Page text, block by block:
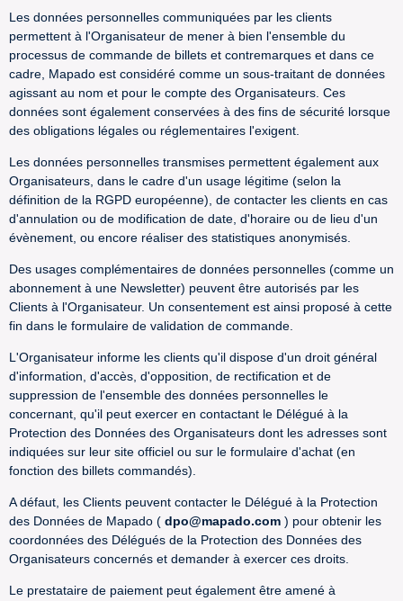
Les données personnelles communiquées par les clients
permettent à l'Organisateur de mener à bien l'ensemble du
processus de commande de billets et contremarques et dans ce
cadre, Mapado est considéré comme un sous-traitant de données
agissant au nom et pour le compte des Organisateurs. Ces
données sont également conservées à des fins de sécurité lorsque
des obligations légales ou réglementaires l'exigent.
Les données personnelles transmises permettent également aux
Organisateurs, dans le cadre d'un usage légitime (selon la
définition de la RGPD européenne), de contacter les clients en cas
d'annulation ou de modification de date, d'horaire ou de lieu d'un
évènement, ou encore réaliser des statistiques anonymisés.
Des usages complémentaires de données personnelles (comme un
abonnement à une Newsletter) peuvent être autorisés par les
Clients à l'Organisateur. Un consentement est ainsi proposé à cette
fin dans le formulaire de validation de commande.
L'Organisateur informe les clients qu'il dispose d'un droit général
d'information, d'accès, d'opposition, de rectification et de
suppression de l'ensemble des données personnelles le
concernant, qu'il peut exercer en contactant le Délégué à la
Protection des Données des Organisateurs dont les adresses sont
indiquées sur leur site officiel ou sur le formulaire d'achat (en
fonction des billets commandés).
A défaut, les Clients peuvent contacter le Délégué à la Protection
des Données de Mapado ( dpo@mapado.com ) pour obtenir les
coordonnées des Délégués de la Protection des Données des
Organisateurs concernés et demander à exercer ces droits.
Le prestataire de paiement peut également être amené à